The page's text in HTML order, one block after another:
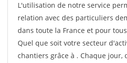
L'utilisation de notre service
relation avec des particuliers
dans toute la France et pour
Quel que soit votre secteur
chantiers grâce à . Chaque jour,